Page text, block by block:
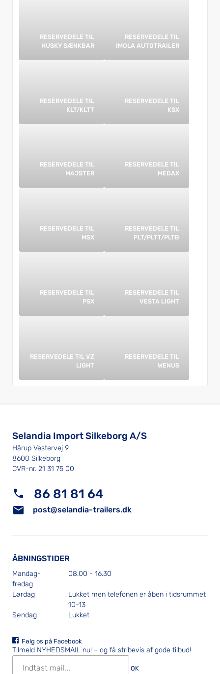
RESERVEDELE TIL
HUSKY SÆNKBAR
RESERVEDELE TIL
IMOLA AUTOTRAILER
RESERVEDELE TIL
KLT/KLTT
RESERVEDELE TIL
KSX
RESERVEDELE TIL
MAJSTER
RESERVEDELE TIL
MEDAX
RESERVEDELE TIL
MSX
RESERVEDELE TIL
PLT/PLTT/PLTB
RESERVEDELE TIL
PSX
RESERVEDELE TIL
VESTA LIGHT
RESERVEDELE TIL VZ
LIGHT
RESERVEDELE TIL
WENUS
Selandia Import Silkeborg A/S
Hårup Vestervej 9
8600 Silkeborg
CVR-nr. 21 31 75 00
86 81 81 64
post@selandia-trailers.dk
ÅBNINGSTIDER
Mandag-
fredag
08.00 - 16.30
Lørdag
Lukket men telefonen er åben i tidsrummet
10-13
Søndag
Lukket
Følg os på Facebook
Tilmeld NYHEDSMAIL nu! – og få stribevis af gode tilbud!
OK